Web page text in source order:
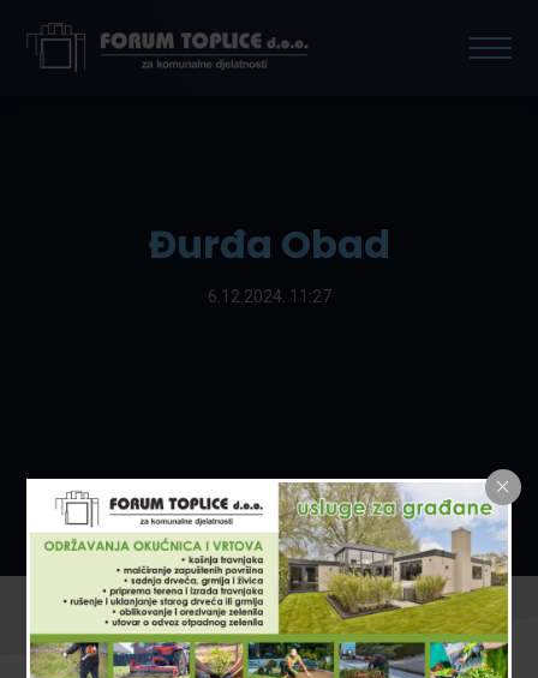
Đurđa Obad
6.12.2024. 11:27